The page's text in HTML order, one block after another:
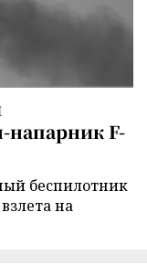
напарник F-
беспилотник
на